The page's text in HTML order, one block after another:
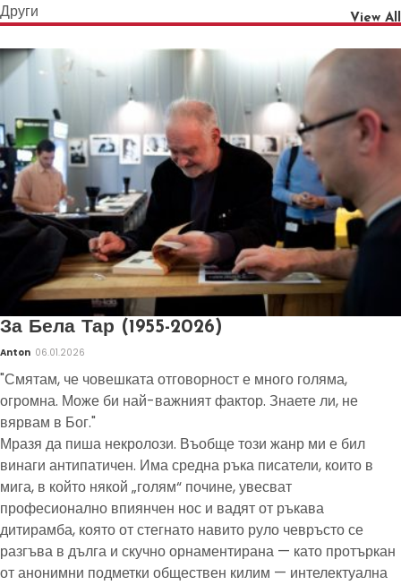
Други View All
За Бела Тар (1955-2026)
Anton 06.01.2026
"Смятам, че човешката отговорност е много голяма,
огромна. Може би най-важният фактор. Знаете ли, не
вярвам в Бог."
Мразя да пиша некролози. Въобще този жанр ми е бил
винаги антипатичен. Има средна ръка писатели, които в
мига, в който някой „голям“ почине, увесват
професионално впиянчен нос и вадят от ръкава
дитирамба, която от стегнато навито руло чевръсто се
разгъва в дълга и скучно орнаментирана — като протъркан
от анонимни подметки обществен килим — интелектуална